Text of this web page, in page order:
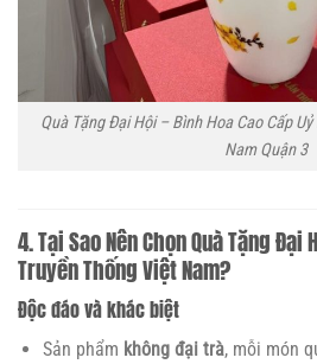
Quà Tặng Đại Hội – Bình Hoa Cao Cấp
Nam Quận 3
4. Tại Sao Nên Chọn Quà Tặng Đại
Truyền Thống Việt Nam?
Độc đáo và khác biệt
Sản phẩm không đại trà, mỗi món